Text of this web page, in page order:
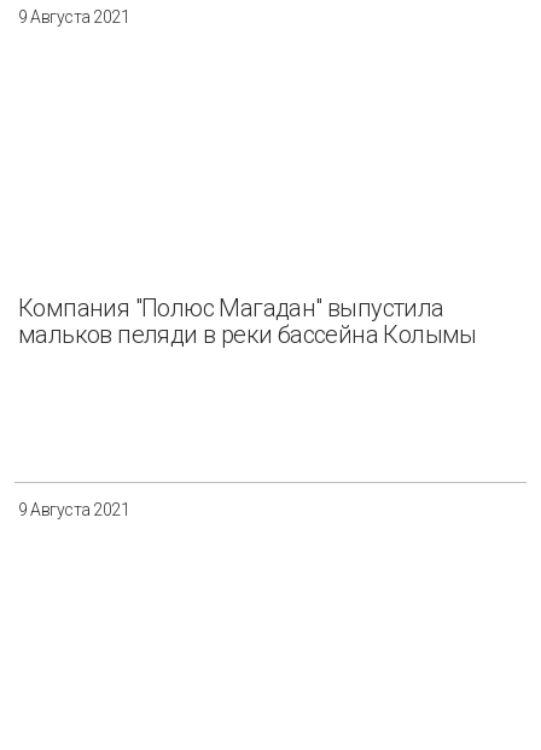
9 Августа 2021
Компания "Полюс Магадан" выпустила
мальков пеляди в реки бассейна Колымы
9 Августа 2021